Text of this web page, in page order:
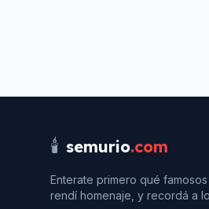
🕯️ semurio.com
Enterate primero qué
rendí homenaje, y recordá a